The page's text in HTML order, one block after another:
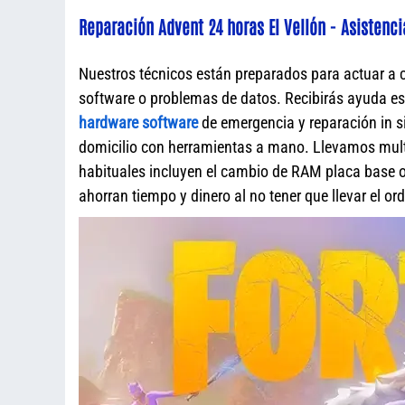
Reparación Advent 24 horas El Vellón -
Nuestros técnicos están preparados para actuar
software o problemas de datos. Recibirás ayuda
hardware softwarede emergencia y reparación in
domicilio con herramientas a mano. Llevamos
habituales incluyen el cambio de RAM placa
ahorran tiempo y dinero al no tener que llevar el